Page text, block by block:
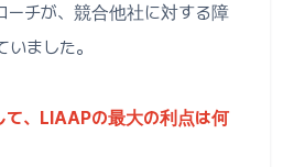
ーチが、競合他社に対する障
ました。
て、LIAAPの最大の利点は何